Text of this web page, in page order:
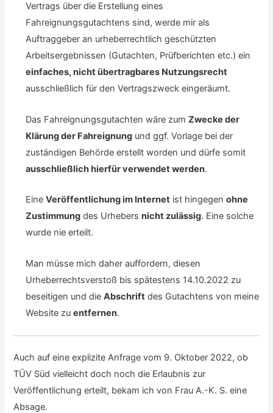
Vertrags über die Erstellung eines
Fahreignungsgutachtens sind, werde mir als
Auftraggeber an urheberrechtlich geschützten
Arbeitsergebnissen (Gutachten, Prüfberichten etc.) ein
einfaches, nicht übertragbares Nutzungsrecht
ausschließlich für den Vertragszweck eingeräumt.
Das Fahreignungsgutachten wäre zumZwecke der
Klärung der Fahreignung und ggf. Vorlage bei der
zuständigen Behörde erstellt worden und dürfe somit
ausschließlich hierfür verwendet werden.
EineVeröffentlichung im Internet ist hingegenohne
Zustimmung des Urhebersnicht zulässig. Eine solche
wurde nie erteilt.
Man müsse mich daher auffordern, diesen
Urheberrechtsverstoß bis spätestens 14.10.2022 zu
beseitigen und dieAbschrift des Gutachtens von meine
Website zuentfernen.
Auch auf eine explizite Anfrage vom 9. Oktober 2022, ob
TÜV Süd vielleicht doch noch die Erlaubnis zur
Veröffentlichung erteilt, bekam ich von Frau A.-K. S. eine
Absage.